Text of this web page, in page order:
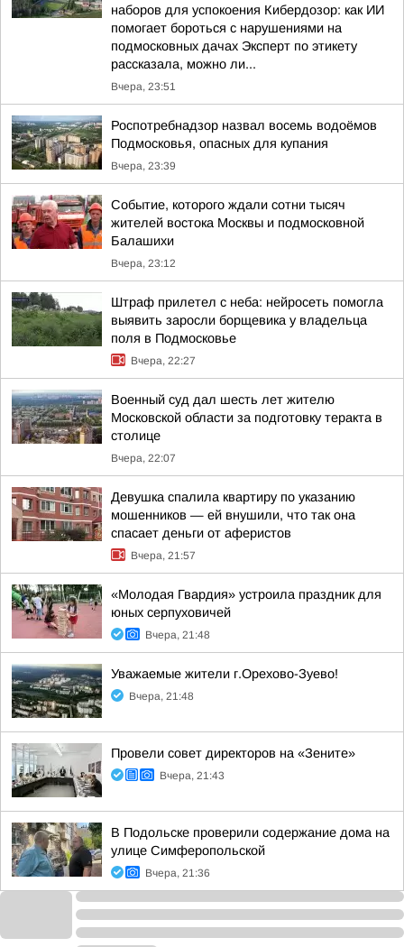
наборов для успокоения Кибердозор: как ИИ
помогает бороться с нарушениями на
подмосковных дачах Эксперт по этикету
рассказала, можно ли...
Вчера, 23:51
Роспотребнадзор назвал восемь водоёмов
Подмосковья, опасных для купания
Вчера, 23:39
Событие, которого ждали сотни тысяч
жителей востока Москвы и подмосковной
Балашихи
Вчера, 23:12
Штраф прилетел с неба: нейросеть помогла
выявить заросли борщевика у владельца
поля в Подмосковье
Вчера, 22:27
Военный суд дал шесть лет жителю
Московской области за подготовку теракта в
столице
Вчера, 22:07
Девушка спалила квартиру по указанию
мошенников — ей внушили, что так она
спасает деньги от аферистов
Вчера, 21:57
«Молодая Гвардия» устроила праздник для
юных серпуховичей
Вчера, 21:48
Уважаемые жители г.Орехово-Зуево!
Вчера, 21:48
Провели совет директоров на «Зените»
Вчера, 21:43
В Подольске проверили содержание дома на
улице Симферопольской
Вчера, 21:36